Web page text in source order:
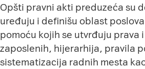
Opšti pravni akti preduzeća su
uređuju i definišu oblast
pomoću kojih se utvrđuju prava
zaposlenih, hijerarhija, pravila
sistematizacija radnih mesta